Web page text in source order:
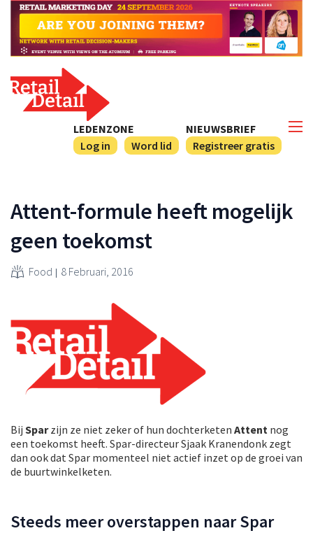
NIEUWSBRIEF
Registreer gratis
LEDENZONE
Log in
Word lid
Attent-formule heeft mogelijk
geen toekomst
Food 8 Februari, 2016
Bij Sparzijn ze niet zeker of hun dochterketen Attent nog
een toekomst heeft. Spar-directeur Sjaak Kranendonk zegt
dan ook dat Spar momenteel niet actief inzet op de groei van
de buurtwinkelketen.
Steeds meer overstappen naar Spar